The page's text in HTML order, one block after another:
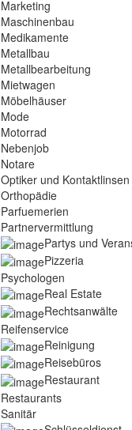
Marketing
Maschinenbau
Medikamente
Metallbau
Metallbearbeitung
Mietwagen
Möbelhäuser
Mode
Motorrad
Nebenjob
Notare
Optiker und Kontaktlinsen
Orthopädie
Parfuemerien
Partnervermittlung
Partys und
Pizzeria
Psychologen
Real Estate
Rechtsanwälte
Reifenservice
Reinigung
Reisebüros
Restaurant
Restaurants
Sanitär